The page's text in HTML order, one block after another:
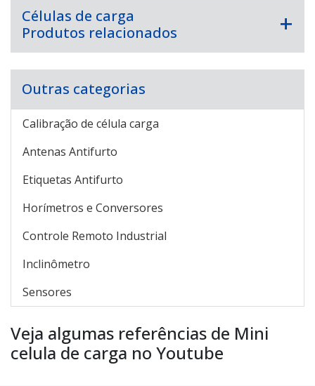
Células de carga
Produtos relacionados
Outras categorias
Calibração de célula carga
Antenas Antifurto
Etiquetas Antifurto
Horímetros e Conversores
Controle Remoto Industrial
Inclinômetro
Sensores
Veja algumas referências de Mini
celula de carga no Youtube